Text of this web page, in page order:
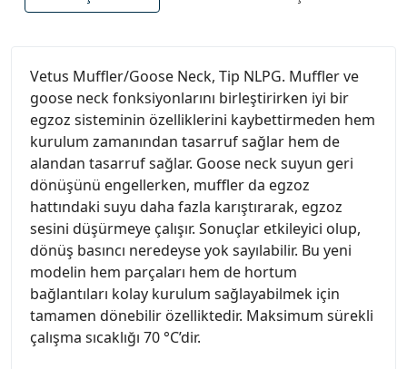
Vetus Muffler/Goose Neck, Tip NLPG. Muffler ve
goose neck fonksiyonlarını birleştirirken iyi bir
egzoz sisteminin özelliklerini kaybettirmeden hem
kurulum zamanından tasarruf sağlar hem de
alandan tasarruf sağlar. Goose neck suyun geri
dönüşünü engellerken, muffler da egzoz
hattındaki suyu daha fazla karıştırarak, egzoz
sesini düşürmeye çalışır. Sonuçlar etkileyici olup,
dönüş basıncı neredeyse yok sayılabilir. Bu yeni
modelin hem parçaları hem de hortum
bağlantıları kolay kurulum sağlayabilmek için
tamamen dönebilir özelliktedir. Maksimum sürekli
çalışma sıcaklığı 70 °C’dir.